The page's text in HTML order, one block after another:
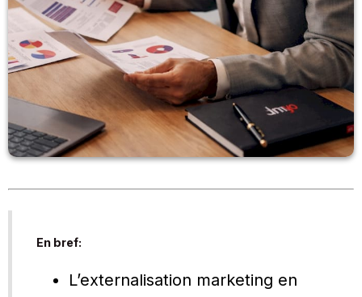
En bref:
L’externalisation marketing en